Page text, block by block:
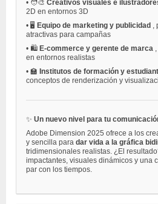
• 🧑‍🎨 Creativos visuales e
2D en entornos 3D
• 🖥️ Equipo de marketing y publicidad
atractivas para campañas
• 🛍️ E-commerce y gerente de marca
en entornos realistas
• 🏫 Institutos de formación y
conceptos de renderización y
✨ Un nuevo nivel para tu
Adobe Dimension 2025 ofrece a los
y sencilla para dar vida a la gráfica
tridimensionales realistas. ¿El
impactantes, visuales dinámicos y una
par con los tiempos.